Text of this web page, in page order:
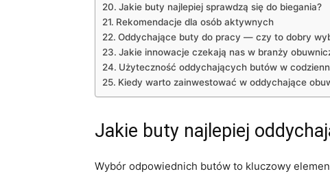
Jakie‌ buty najlepiej sprawdzą się do biegania?
Rekomendacje⁢ dla osób aktywnych
Oddychające buty ‌do pracy — czy to dobry
Jakie innowacje czekają nas w branży
Użyteczność oddychających butów⁢ w
Kiedy warto zainwestować​ w oddychające
Jakie ​buty⁤ najlepiej
Wybór odpowiednich butów‌ to kluczowy